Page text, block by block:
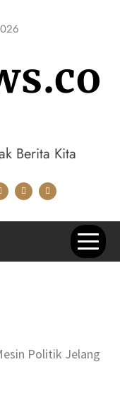
Berita Kita
Politik Jelang